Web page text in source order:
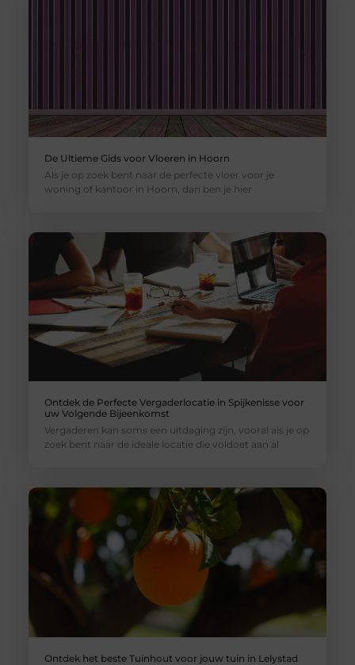
De Ultieme Gids voor Vloeren in Hoorn
Als je op zoek bent naar de perfecte vloer voor je
woning of kantoor in Hoorn, dan ben je hier
Ontdek de Perfecte Vergaderlocatie in Spijkenisse voor
uw Volgende Bijeenkomst
Vergaderen kan soms een uitdaging zijn, vooral als je op
zoek bent naar de ideale locatie die voldoet aan al
Ontdek het beste Tuinhout voor jouw tuin in Lelystad